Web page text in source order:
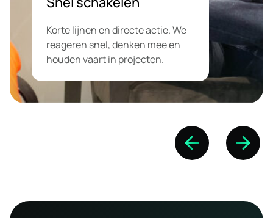
Korte lijnen en directe actie. We
reageren snel, denken mee en
houden vaart in projecten.